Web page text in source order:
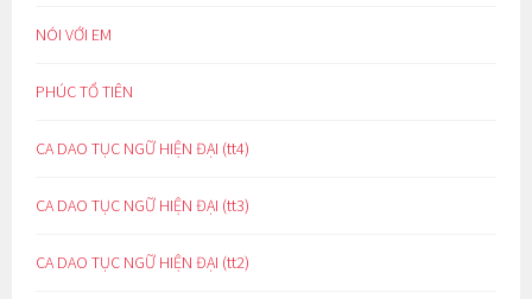
NÓI VỚI EM
PHÚC TỔ TIÊN
CA DAO TỤC NGỮ HIỆN ĐẠI (tt4)
CA DAO TỤC NGỮ HIỆN ĐẠI (tt3)
CA DAO TỤC NGỮ HIỆN ĐẠI (tt2)